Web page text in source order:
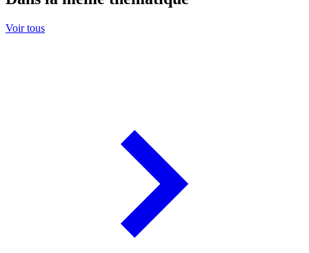
Voir tous